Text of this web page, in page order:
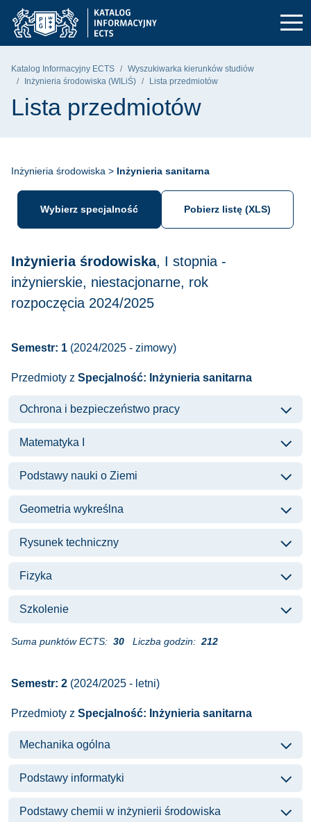
Przejdź do głównego menu
Przejdź do nawigacji
Przejdź do treści
Politechnika Gdańska - strona główna
Katalog Informacyjny ECTS
Wyszukiwarka kierunków studiów
Inżynieria środowiska (WILiŚ)
Lista przedmiotów
Lista przedmiotów
Inżynieria środowiska > Inżynieria sanitarna
Wybierz specjalność Pobierz listę (XLS)
Inżynieria środowiska, I stopnia -
inżynierskie, niestacjonarne, rok
rozpoczęcia 2024/2025
Semestr: 1 (2024/2025 - zimowy)
Przedmioty z Specjalność: Inżynieria sanitarna
Ochrona i bezpieczeństwo pracy
Matematyka I
Podstawy nauki o Ziemi
Geometria wykreślna
Rysunek techniczny
Fizyka
Szkolenie
Suma punktów ECTS: 30 Liczba godzin: 212
Semestr: 2 (2024/2025 - letni)
Przedmioty z Specjalność: Inżynieria sanitarna
Mechanika ogólna
Podstawy informatyki
Podstawy chemii w inżynierii środowiska